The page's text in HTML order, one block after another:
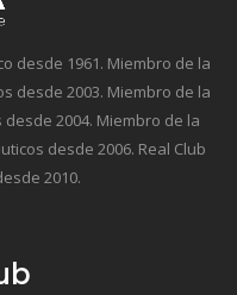
desde 1961. Miembro de la
desde 2003. Miembro de la
2004. Miembro de la
desde 2006. Real Club
2010.